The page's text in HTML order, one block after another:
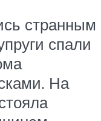
странным
спали
На